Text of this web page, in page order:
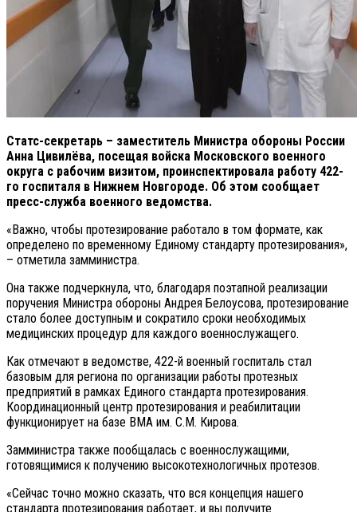
Статс-секретарь – заместитель Министра обороны России
Анна Цивилёва, посещая войска Московского военного
округа с рабочим визитом, проинспектировала работу 422-
го госпиталя в Нижнем Новгороде. Об этом сообщает
пресс-служба военного ведомства.
«Важно, чтобы протезирование работало в том формате, как
определено по временному Единому стандарту протезирования»,
– отметила замминистра.
Она также подчеркнула, что, благодаря поэтапной реализации
поручения Министра обороны Андрея Белоусова, протезирование
стало более доступным и сократило сроки необходимых
медицинских процедур для каждого военнослужащего.
Как отмечают в ведомстве, 422-й военный госпиталь стал
базовым для региона по организации работы протезных
предприятий в рамках Единого стандарта протезирования.
Координационный центр протезирования и реабилитации
функционирует на базе ВМА им. С.М. Кирова.
Замминистра также пообщалась с военнослужащими,
готовящимися к получению высокотехнологичных протезов.
«Сейчас точно можно сказать, что вся концепция нашего
стандарта протезирования работает, и вы получите